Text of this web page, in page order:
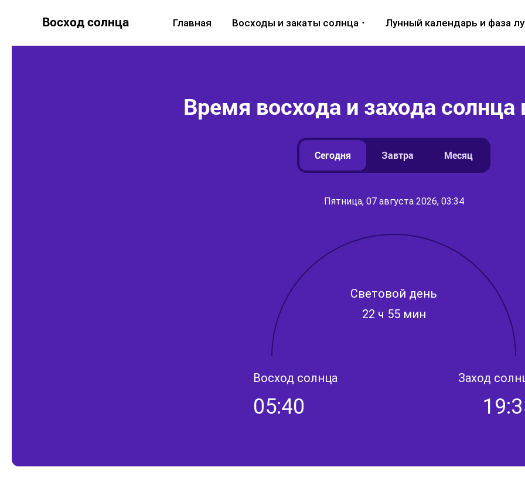
Восход солнца Главная Восходы и закаты солнца Лунный календарь и фаза
Время восхода и захода
Сегодня Завтра Месяц
Пятница, 07 августа 2026, 03:34
Световой день
22 ч 55 мин
Восход солнца
05:40
Заход